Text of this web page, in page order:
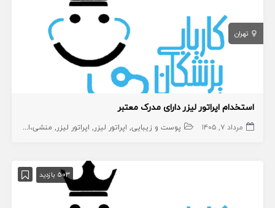
تهران
استخدام اپراتور لیزر دارای مدرک معتبر
مرداد ۷, ۱۴۰۵ پوست و زیبایی اپراتور لیزر اپراتور لیزر منشی،اپراتور،دستیار
503 بازدید